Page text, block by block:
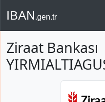
IBAN.gen.tr
Ziraat Bankası